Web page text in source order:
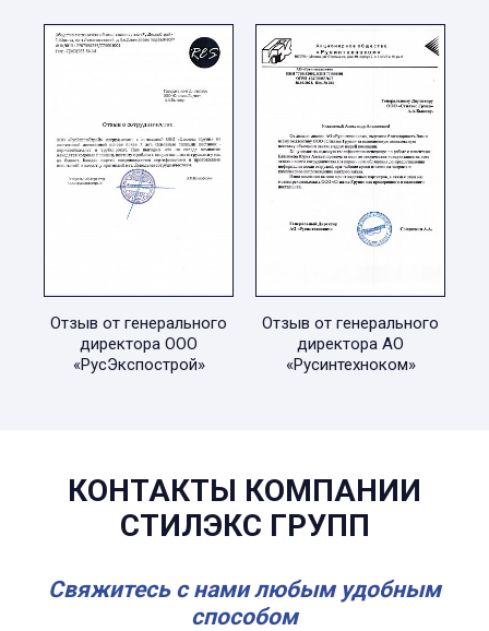
Отзыв от генерального
директора ООО
«РусЭкспострой»
Отзыв от генерального
директора АО
«Русинтехноком»
КОНТАКТЫ КОМПАНИИ
СТИЛЭКС ГРУПП
Свяжитесь с нами любым удобным
способом